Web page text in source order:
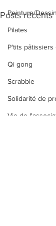
Peinture/Dessin
Pilates
P'tits pâtissiers
Qi gong
Scrabble
Solidarité de
Vie de
Posts récents